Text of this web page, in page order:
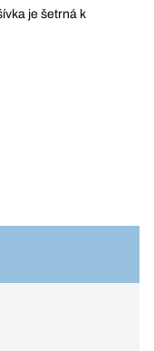
je šetrná k